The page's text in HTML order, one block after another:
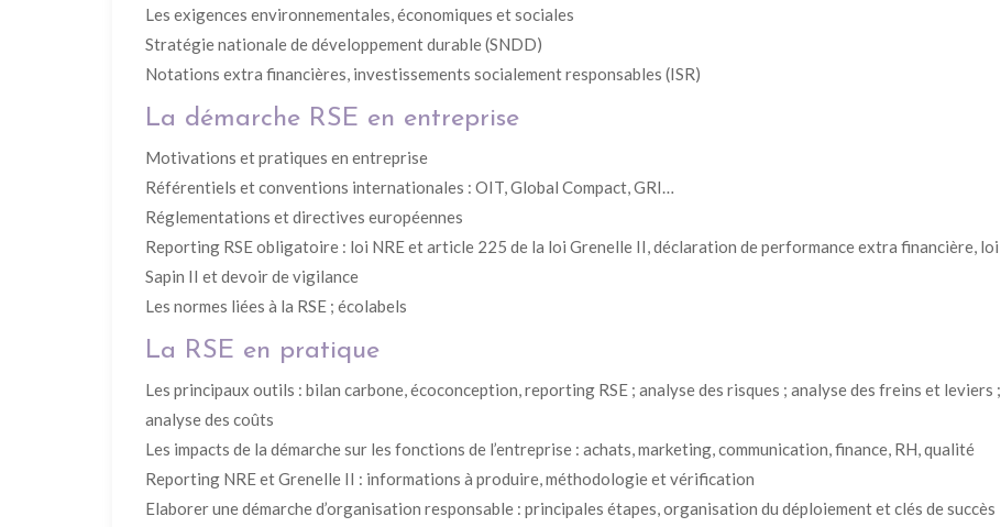
Les exigences environnementales, économiques et sociales
Stratégie nationale de développement durable (SNDD)
Notations extra financières, investissements socialement responsables (ISR)
La démarche RSE en entreprise
Motivations et pratiques en entreprise
Référentiels et conventions internationales : OIT, Global Compact, GRI…
Réglementations et directives européennes
Reporting RSE obligatoire : loi NRE et article 225 de la loi Grenelle II, déclaration de performance extra financière, loi
Sapin II et devoir de vigilance
Les normes liées à la RSE ; écolabels
La RSE en pratique
Les principaux outils : bilan carbone, écoconception, reporting RSE ; analyse des risques ; analyse des freins et leviers ;
analyse des coûts
Les impacts de la démarche sur les fonctions de l’entreprise : achats, marketing, communication, finance, RH, qualité
Reporting NRE et Grenelle II : informations à produire, méthodologie et vérification
Elaborer une démarche d’organisation responsable : principales étapes, organisation du déploiement et clés de succès